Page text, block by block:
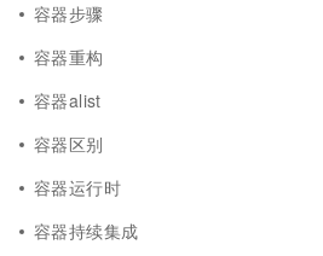
容器步骤
容器重构
容器alist
容器区别
容器运行时
容器持续集成